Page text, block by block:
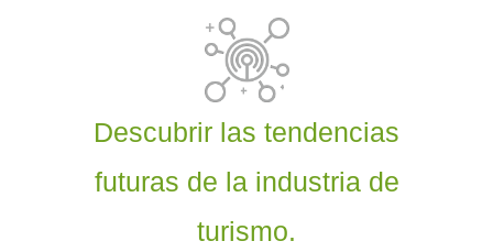
Descubrir las tendencias
futuras de la industria de
turismo.